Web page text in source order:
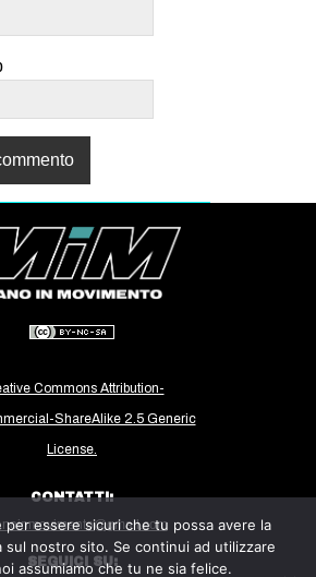
Commons Attribution-
ShareAlike 2.5 Generic
License.
CONTATTI:
SEGUICI SU:
per essere sicuri che tu possa avere la
sul nostro sito. Se continui ad utilizzare
assumiamo che tu ne sia felice.